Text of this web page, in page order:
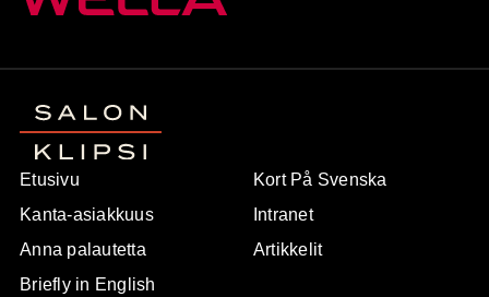
Etusivu
Kanta-asiakkuus
Anna palautetta
Briefly in English
Kort På Svenska
Intranet
Artikkelit